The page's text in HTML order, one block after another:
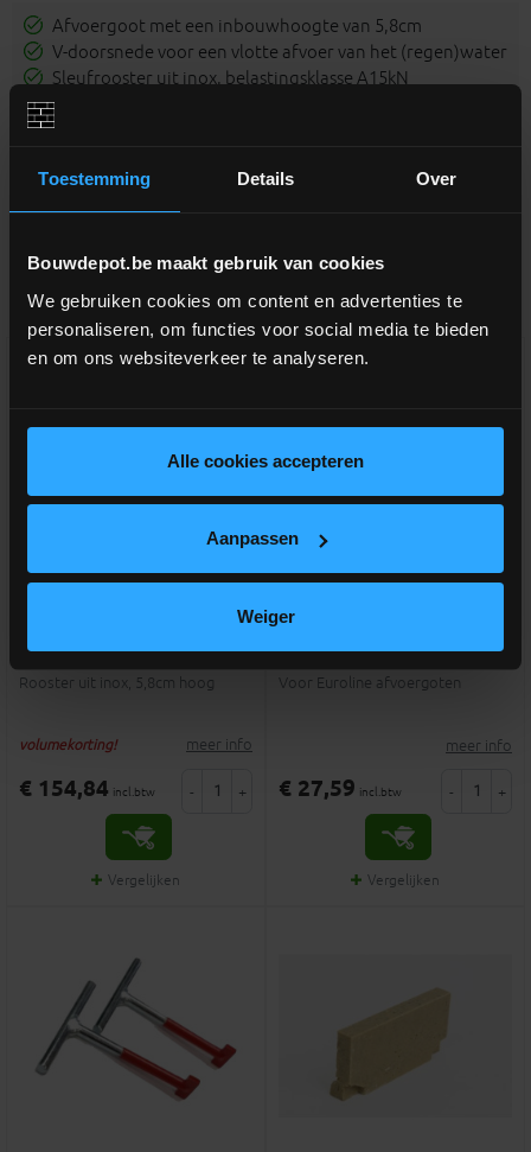
Toestemming Details Over
Bouwdepot.be maakt gebruik van cookies
We gebruiken cookies om content en advertenties te
personaliseren, om functies voor social media te bieden
en om ons websiteverkeer te analyseren.
Alle cookies accepteren
Aanpassen
Weiger
Afvoergoot met een inbouwhoogte van 5,8cm
V-doorsnede voor een vlotte afvoer van het (regen)water
Sleufrooster uit inox, belastingsklasse A15kN
Sleufrooster zit schroefvrij verankerd op de goot
De afloop kan zowel links als rechts geplaatst worden
Aanverwante producten
Rooster uit inox, 5,8cm hoog
volumekorting! meer info
€ 154,84 incl.btw - +
Vergelijken
geurafsluiter/bladvanger 2-
delig
Voor Euroline afvoergoten
meer info
€ 27,59 incl.btw - +
Vergelijken